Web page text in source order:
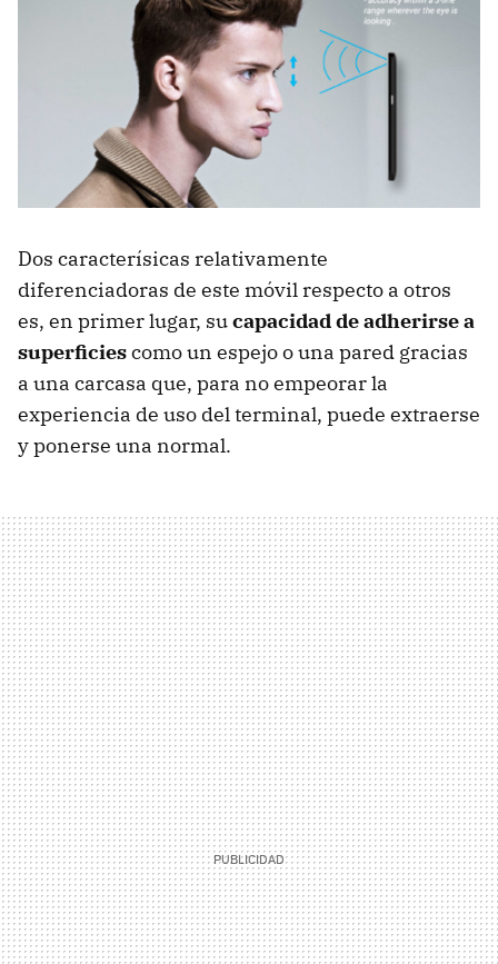
Dos caracterísicas relativamente
diferenciadoras de este móvil respecto a otros
es, en primer lugar, sucapacidad de adherirse a
superficiescomo un espejo o una pared gracias
a una carcasa que, para no empeorar la
experiencia de uso del terminal, puede extraerse
y ponerse una normal.